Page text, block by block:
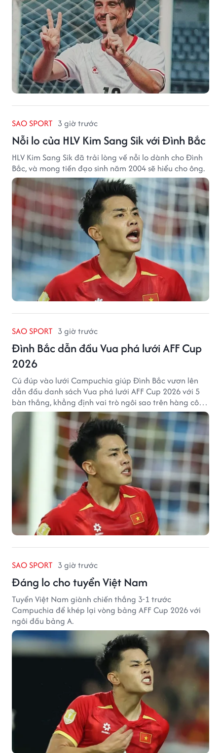
SAO SPORT 3 giờ trước
Nỗi lo của HLV Kim Sang Sik với Đình Bắc
HLV Kim Sang Sik đã trải lòng về nỗi lo dành cho Đình
Bắc, và mong tiền đạo sinh năm 2004 sẽ hiểu cho ông.
SAO SPORT 3 giờ trước
Đình Bắc dẫn đầu Vua phá lưới AFF Cup
2026
Cú đúp vào lưới Campuchia giúp Đình Bắc vươn lên
dẫn đầu danh sách Vua phá lưới AFF Cup 2026 với 5
bàn thắng, khẳng định vai trò ngôi sao trên hàng công
tuyển Việt Nam.
SAO SPORT 3 giờ trước
Đáng lo cho tuyển Việt Nam
Tuyển Việt Nam giành chiến thắng 3-1 trước
Campuchia để khép lại vòng bảng AFF Cup 2026 với
ngôi đầu bảng A.